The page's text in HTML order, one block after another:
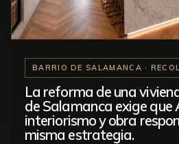
BARRIO DE SALAMANCA ·
La reforma de una
de Salamanca exige que
interiorismo y obra
misma estrategia.